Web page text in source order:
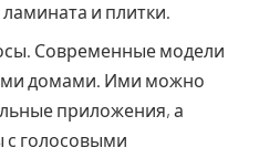
и плитки.
Современные модели
домами. Ими можно
приложения, а
с голосовыми